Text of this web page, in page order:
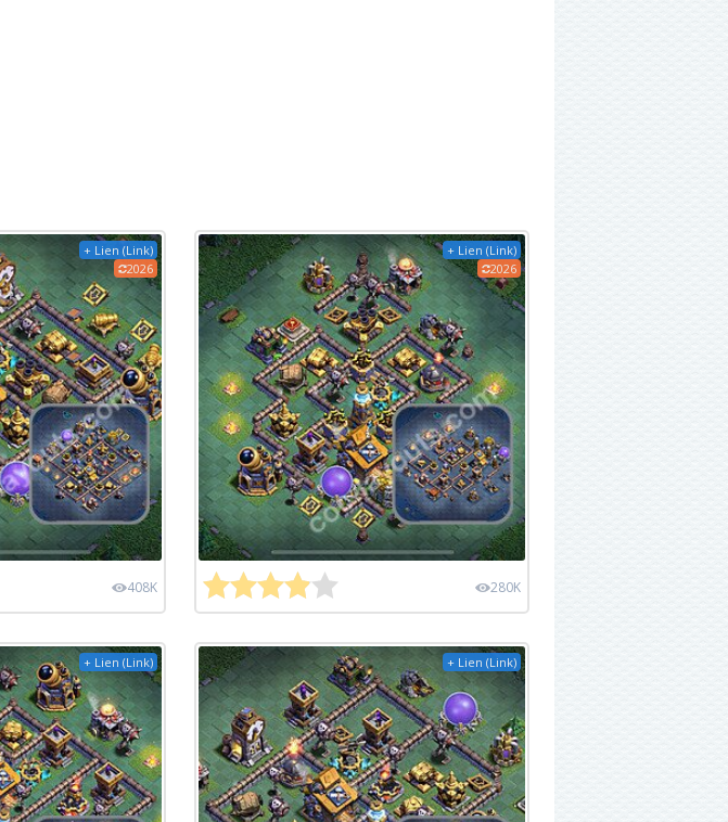
+ Lien (Link)
2026
408K
+ Lien (Link)
2026
280K
+ Lien (Link) + Lien (Link)